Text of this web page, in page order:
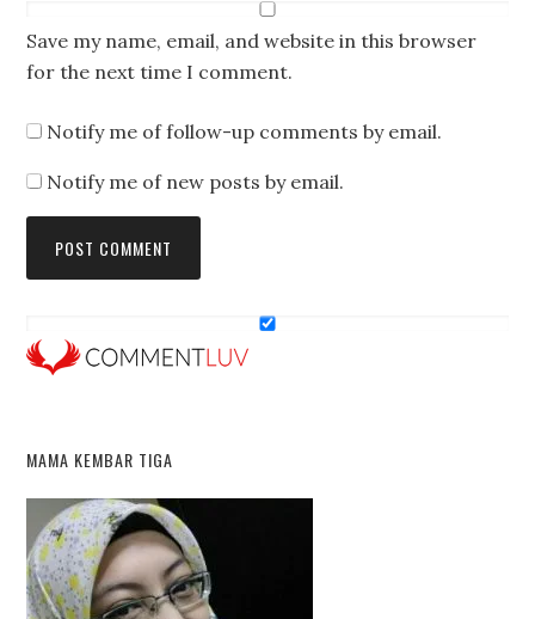
Save my name, email, and website in this browser
for the next time I comment.
Notify me of follow-up comments by email.
Notify me of new posts by email.
MAMA KEMBAR TIGA